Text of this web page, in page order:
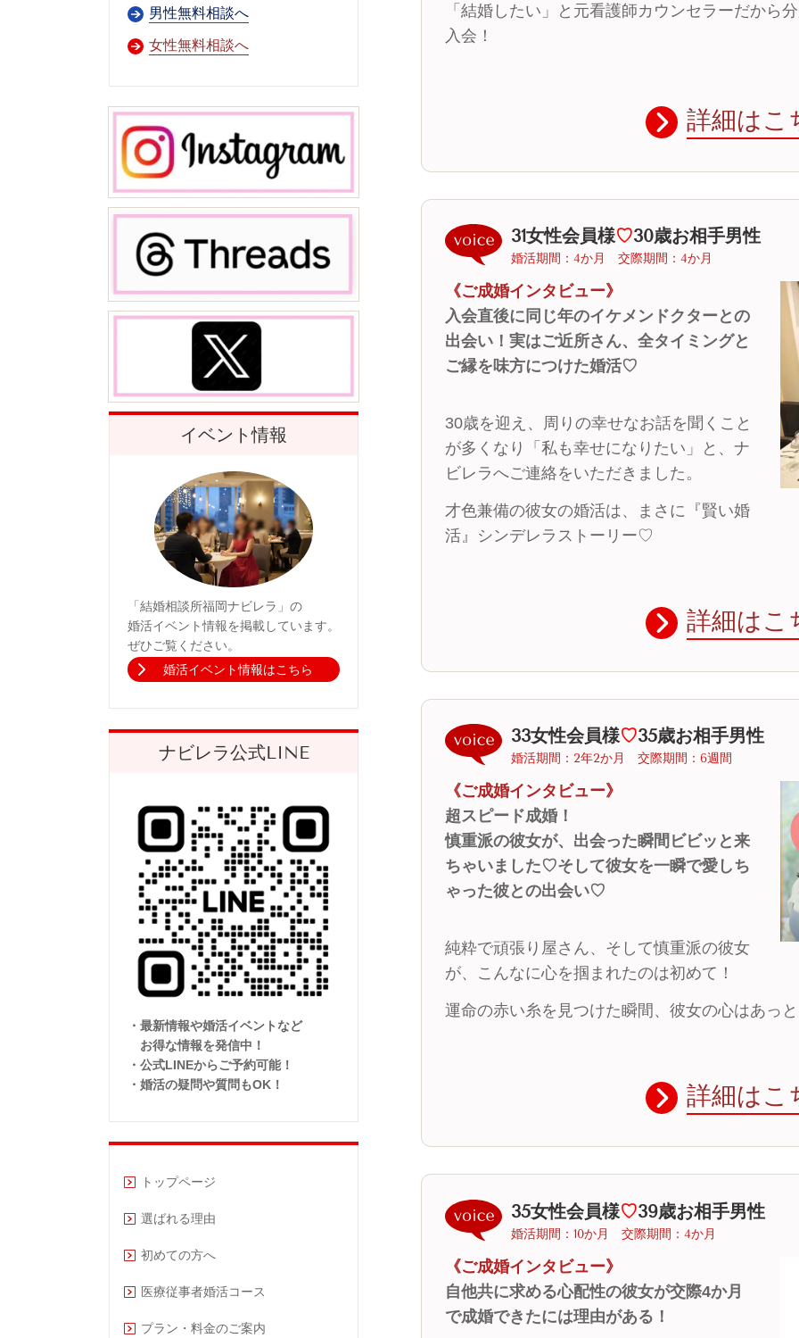
「結婚したい」と元看護師カウンセラーだから
入会！
詳細はこ
31女性会員様♡30歳お相手男性
婚活期間：4か月 交際期間：4か月
《ご成婚インタビュー》
入会直後に同じ年のイケメンドクターとの
出会い！実はご近所さん、全タイミングと
ご縁を味方につけた婚活♡
30歳を迎え、周りの幸せなお話を聞くこと
が多くなり「私も幸せになりたい」と、ナ
ビレラへご連絡をいただきました。
才色兼備の彼女の婚活は、まさに『賢い婚
活』シンデレラストーリー♡
詳細はこ
33女性会員様♡35歳お相手男性
婚活期間：2年2か月 交際期間：6週間
《ご成婚インタビュー》
超スピード成婚！
慎重派の彼女が、出会った瞬間ビビッと来
ちゃいました♡そして彼女を一瞬で愛しち
ゃった彼との出会い♡
純粋で頑張り屋さん、そして慎重派の彼女
が、こんなに心を掴まれたのは初めて！
運命の赤い糸を見つけた瞬間、彼女の心はあっ
詳細はこ
35女性会員様♡39歳お相手男性
婚活期間：10か月 交際期間：4か月
《ご成婚インタビュー》
自他共に求める心配性の彼女が交際4か月
で成婚できたには理由がある！
男性無料相談へ
女性無料相談へ
イベント情報
「結婚相談所福岡ナビレラ」の
婚活イベント情報を掲載しています。
ぜひご覧ください。
婚活イベント情報はこちら
ナビレラ公式LINE
・最新情報や婚活イベントなど
お得な情報を発信中！
・公式LINEからご予約可能！
・婚活の疑問や質問もOK！
トップページ
選ばれる理由
初めての方へ
医療従事者婚活コース
プラン・料金のご案内